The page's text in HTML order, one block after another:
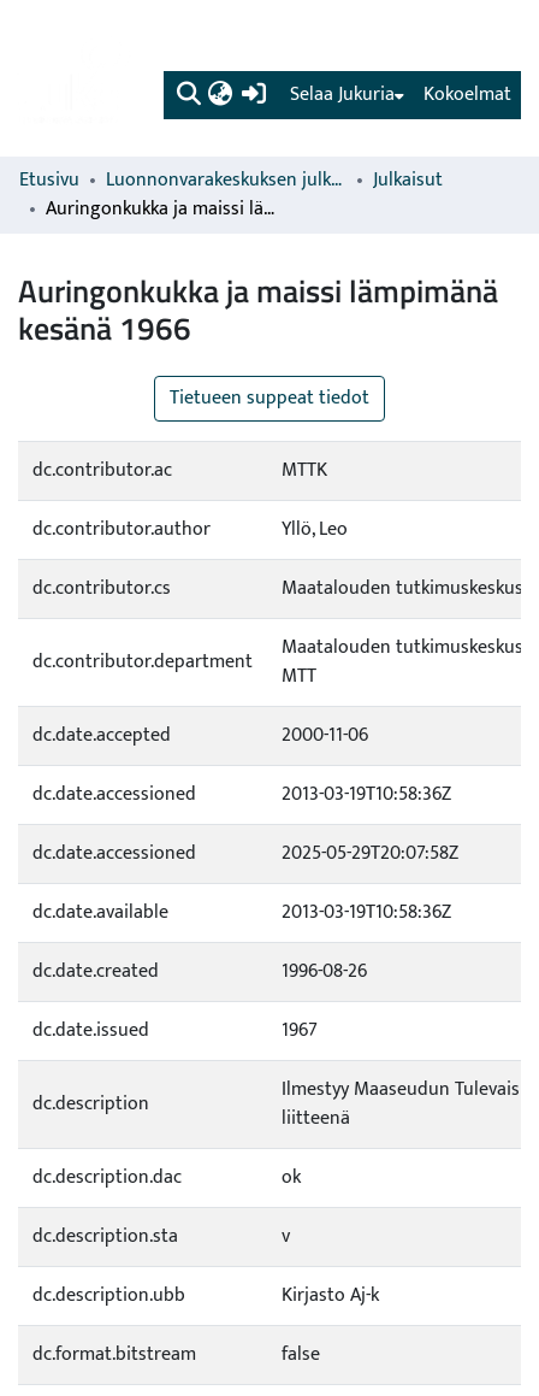
(current) Kokoelmat
Selaa Jukuria
Etusivu Luonnonvarakeskuksen julkaisut
Julkaisut
Auringonkukka ja maissi lämpimänä kesänä 1966
Auringonkukka ja maissi lämpimänä
kesänä 1966
Tietueen suppeat tiedot
dc.contributor.ac
MTTK
dc.contributor.author
Yllö, Leo
dc.contributor.cs
Maatalouden tutkimuskeskus
dc.contributor.department
Maatalouden tutkimuskeskus
MTT
dc.date.accepted
2000-11-06
dc.date.accessioned
2013-03-19T10:58:36Z
dc.date.accessioned
2025-05-29T20:07:58Z
dc.date.available
2013-03-19T10:58:36Z
dc.date.created
1996-08-26
dc.date.issued
1967
dc.description
Ilmestyy Maaseudun
liitteenä
dc.description.dac
ok
dc.description.sta
v
dc.description.ubb
Kirjasto Aj-k
dc.format.bitstream
false